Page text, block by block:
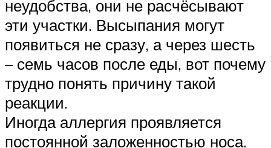
неудобства, они не расчёсывают
эти участки. Высыпания могут
появиться не сразу, а через шесть
– семь часов после еды, вот почему
трудно понять причину такой
реакции.
Иногда аллергия проявляется
постоянной заложенностью носа.